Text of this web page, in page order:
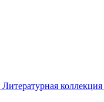
Литературная коллекция